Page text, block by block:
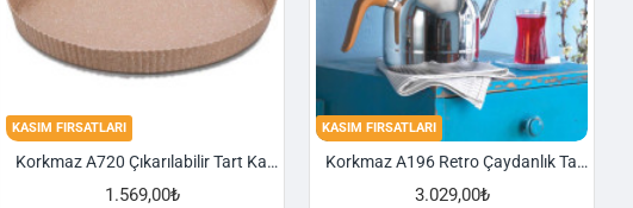
KASIM FIRSATLARI
Korkmaz A720 Çıkarılabilir Tart Kalıbı Granit 29,5 cm
1.569,00₺
KASIM FIRSATLARI
Korkmaz A196 Retro Çaydanlık Takımı
3.029,00₺